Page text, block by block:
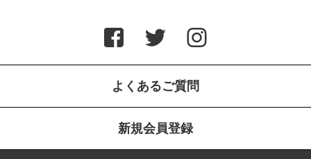
よくあるご質問
新規会員登録